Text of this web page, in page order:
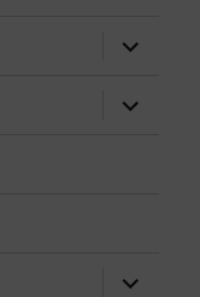
öffnen
öffnen